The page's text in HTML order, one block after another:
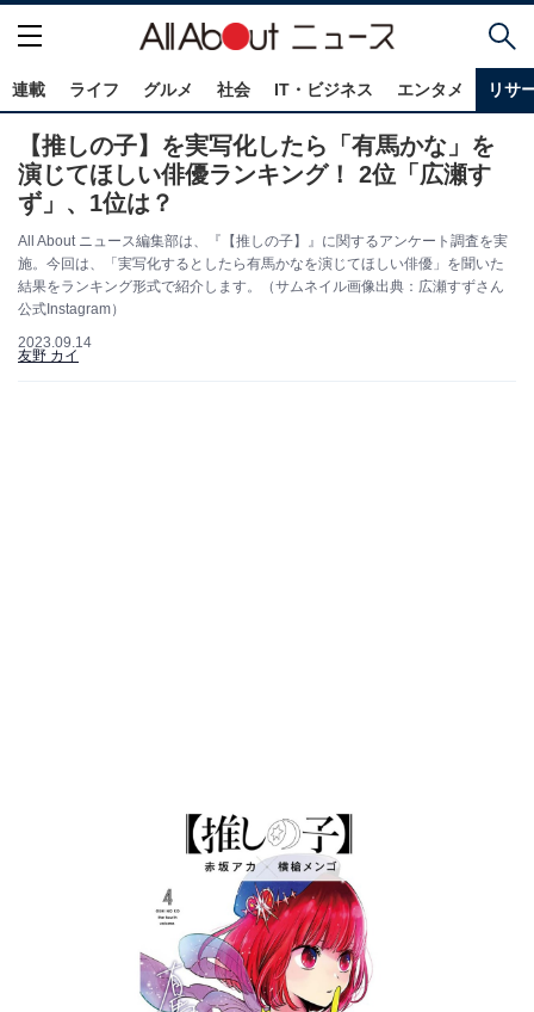
連載 ライフ グルメ 社会 IT・ビジネス エンタメ リサ
【推しの子】を実写化したら「有馬かな」を
演じてほしい俳優ランキング！ 2位「広瀬す
ず」、1位は？
All About ニュース編集部は、『【推しの子】』に関するアンケート調査を実
施。今回は、「実写化するとしたら有馬かなを演じてほしい俳優」を聞いた
結果をランキング形式で紹介します。（サムネイル画像出典：広瀬すずさん
公式Instagram）
2023.09.14
友野 カイ